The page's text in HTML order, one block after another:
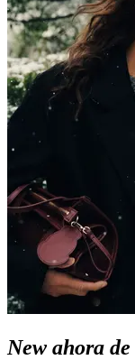
New ahora de